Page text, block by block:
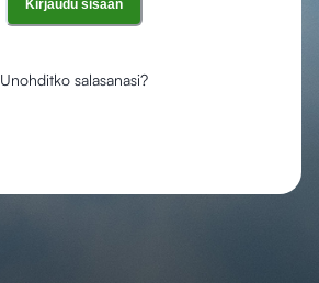
Kirjaudu sisään
Unohditko salasanasi?